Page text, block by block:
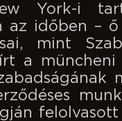
York-i
az időben –
mint
írt a
felolvasott